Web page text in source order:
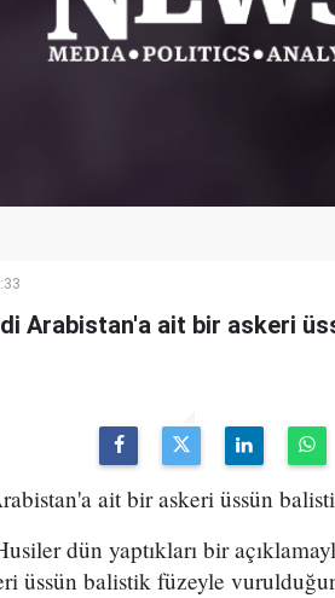
Arabistan'a ait bir askeri
ait bir askeri üssün
dün yaptıkları bir
üssün balistik füzeyle